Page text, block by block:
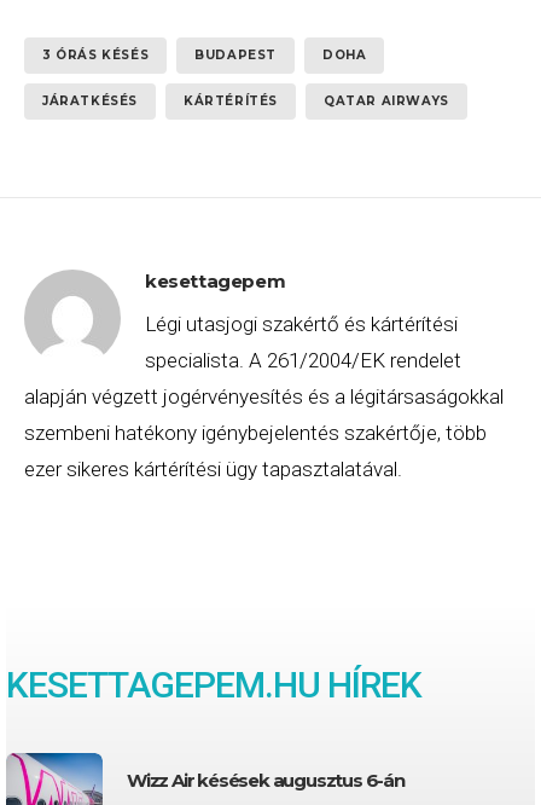
3 ÓRÁS KÉSÉS BUDAPEST DOHA
JÁRATKÉSÉS KÁRTÉRÍTÉS QATAR AIRWAYS
kesettagepem
Légi utasjogi szakértő és kártérítési
specialista. A 261/2004/EK rendelet
alapján végzett jogérvényesítés és a légitársaságokkal
szembeni hatékony igénybejelentés szakértője, több
ezer sikeres kártérítési ügy tapasztalatával.
KESETTAGEPEM.HU HÍREK
Wizz Air késések augusztus 6-án